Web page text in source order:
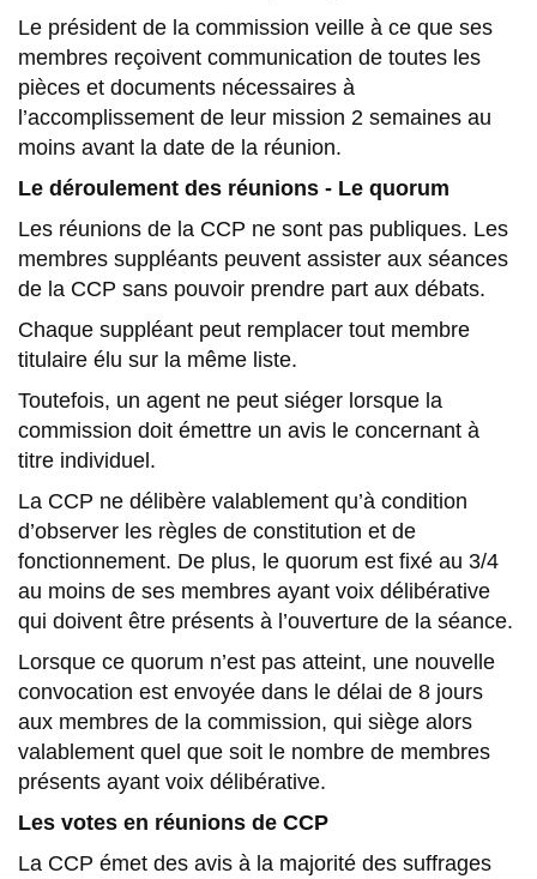
Le président de la commission veille à ce que ses
membres reçoivent communication de toutes les
pièces et documents nécessaires à
l’accomplissement de leur mission 2 semaines au
moins avant la date de la réunion.
Le déroulement des réunions - Le quorum
Les réunions de la CCP ne sont pas publiques. Les
membres suppléants peuvent assister aux séances
de la CCP sans pouvoir prendre part aux débats.
Chaque suppléant peut remplacer tout membre
titulaire élu sur la même liste.
Toutefois, un agent ne peut siéger lorsque la
commission doit émettre un avis le concernant à
titre individuel.
La CCP ne délibère valablement qu’à condition
d’observer les règles de constitution et de
fonctionnement. De plus, le quorum est fixé au 3/4
au moins de ses membres ayant voix délibérative
qui doivent être présents à l’ouverture de la séance.
Lorsque ce quorum n’est pas atteint, une nouvelle
convocation est envoyée dans le délai de 8 jours
aux membres de la commission, qui siège alors
valablement quel que soit le nombre de membres
présents ayant voix délibérative.
Les votes en réunions de CCP
La CCP émet des avis à la majorité des suffrages